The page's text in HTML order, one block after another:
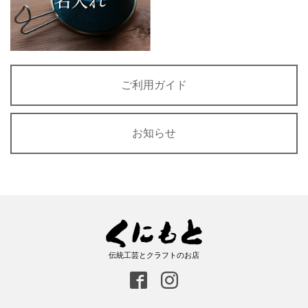
ご利用ガイド
お知らせ
伝統工芸とクラフトのお店